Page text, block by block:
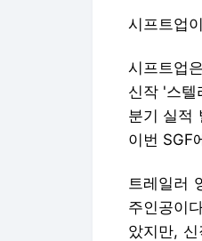
시프트업
시프트업
신작 '스텔
분기 실적
이번 SGF
트레일러
주인공이
았지만,